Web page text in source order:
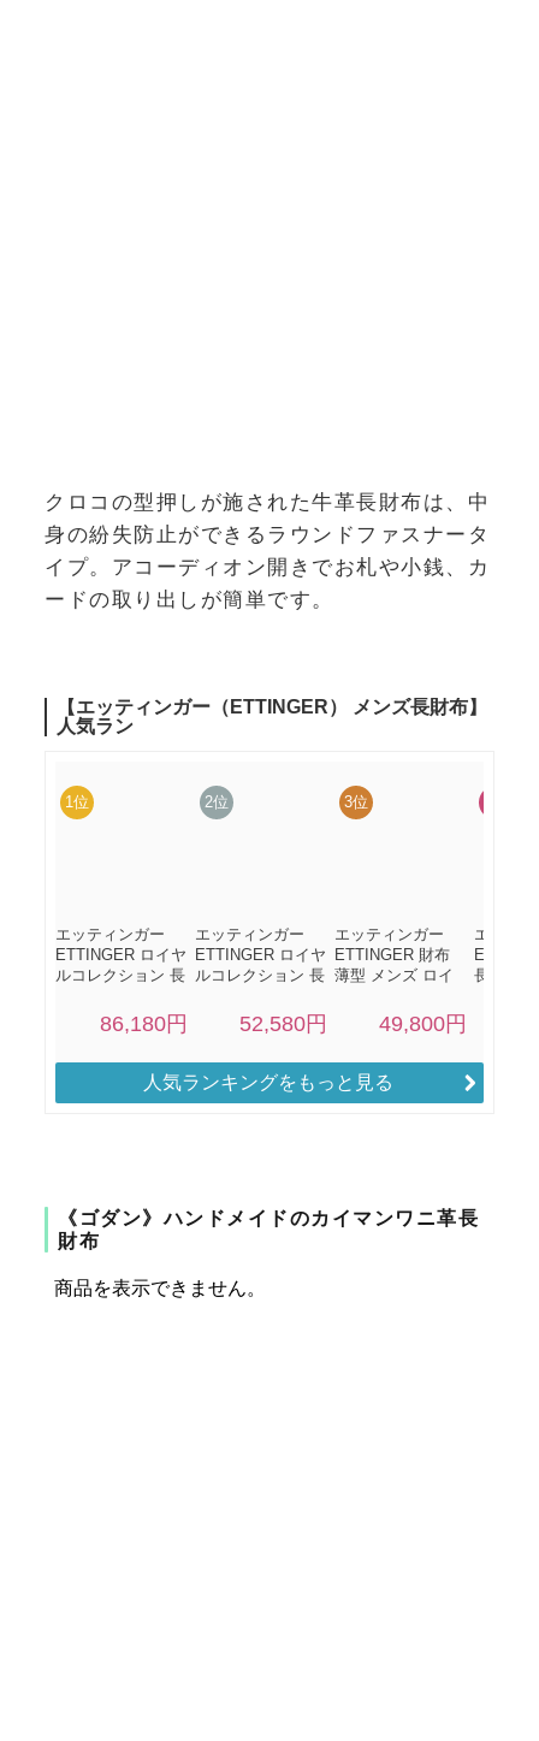
クロコの型押しが施された牛革長財布は、中
身の紛失防止ができるラウンドファスナータ
イプ。アコーディオン開きでお札や小銭、カ
ードの取り出しが簡単です。
人気ランキングをもっと見る
《ゴダン》ハンドメイドのカイマンワニ革長
財布